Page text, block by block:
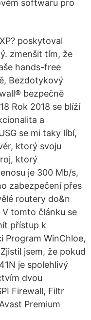
softwaru pro
poskytoval
zmenšit tím, že
hands-free
Bezdotykový
bezpečně
Rok 2018 se blíží
a
se mi taky líbí,
ktorý svoju
ktorý
je 300 Mb/s,
zabezpečení přes
routery do&n
tomto článku se
přístup k
Program WinChloe,
jsem, že pokud
je spolehlivý
dvou
Firewall, Filtr
Premium